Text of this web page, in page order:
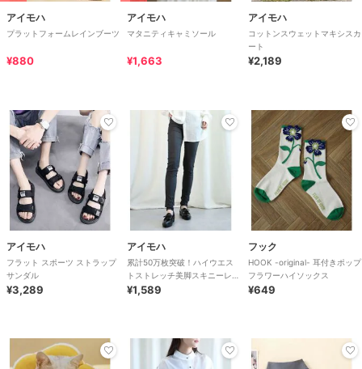
アイモハ
プラットフォームレインブーツ
¥880
アイモハ
マタニティキャミソール
¥1,663
アイモハ
コットンスウェットマキシスカ
ート
¥2,189
アイモハ
フラット スポーツ ストラップ
サンダル
¥3,289
アイモハ
累計50万枚突破！ハイウエス
トストレッチ美脚スキニーレギ
ンスパンツ
¥1,589
フック
HOOK -original- 耳付きポップ
フラワーハイソックス
¥649